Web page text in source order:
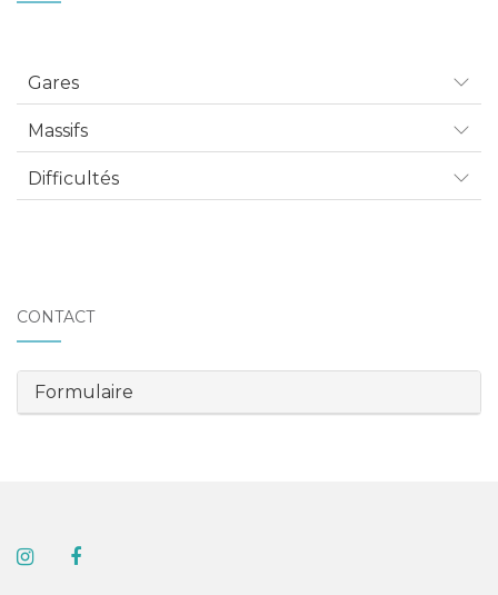
Gares
Massifs
Difficultés
CONTACT
Formulaire